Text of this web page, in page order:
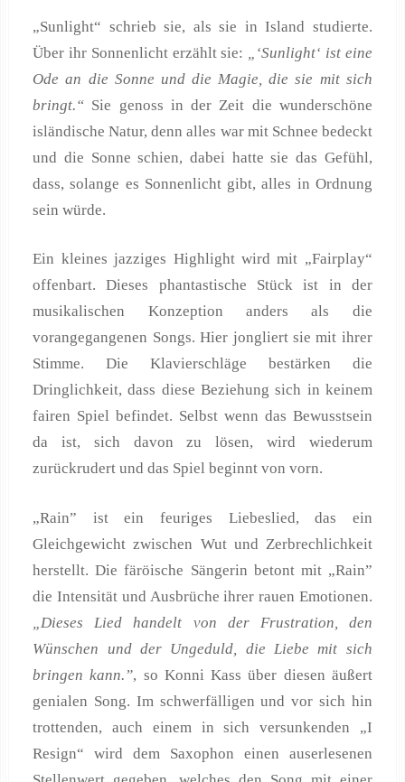
„Sunlight“ schrieb sie, als sie in Island studierte.
Über ihr Sonnenlicht erzählt sie: „‘Sunlight‘ ist eine
Ode an die Sonne und die Magie, die sie mit sich
bringt.“ Sie genoss in der Zeit die wunderschöne
isländische Natur, denn alles war mit Schnee bedeckt
und die Sonne schien, dabei hatte sie das Gefühl,
dass, solange es Sonnenlicht gibt, alles in Ordnung
sein würde.
Ein kleines jazziges Highlight wird mit „Fairplay“
offenbart. Dieses phantastische Stück ist in der
musikalischen Konzeption anders als die
vorangegangenen Songs. Hier jongliert sie mit ihrer
Stimme. Die Klavierschläge bestärken die
Dringlichkeit, dass diese Beziehung sich in keinem
fairen Spiel befindet. Selbst wenn das Bewusstsein
da ist, sich davon zu lösen, wird wiederum
zurückrudert und das Spiel beginnt von vorn.
„Rain” ist ein feuriges Liebeslied, das ein
Gleichgewicht zwischen Wut und Zerbrechlichkeit
herstellt. Die färöische Sängerin betont mit „Rain”
die Intensität und Ausbrüche ihrer rauen Emotionen.
„Dieses Lied handelt von der Frustration, den
Wünschen und der Ungeduld, die Liebe mit sich
bringen kann.”, so Konni Kass über diesen äußert
genialen Song. Im schwerfälligen und vor sich hin
trottenden, auch einem in sich versunkenden „I
Resign“ wird dem Saxophon einen auserlesenen